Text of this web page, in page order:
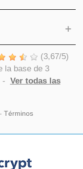
(3,67/5)
la base de 3
- Ver todas las
- Términos